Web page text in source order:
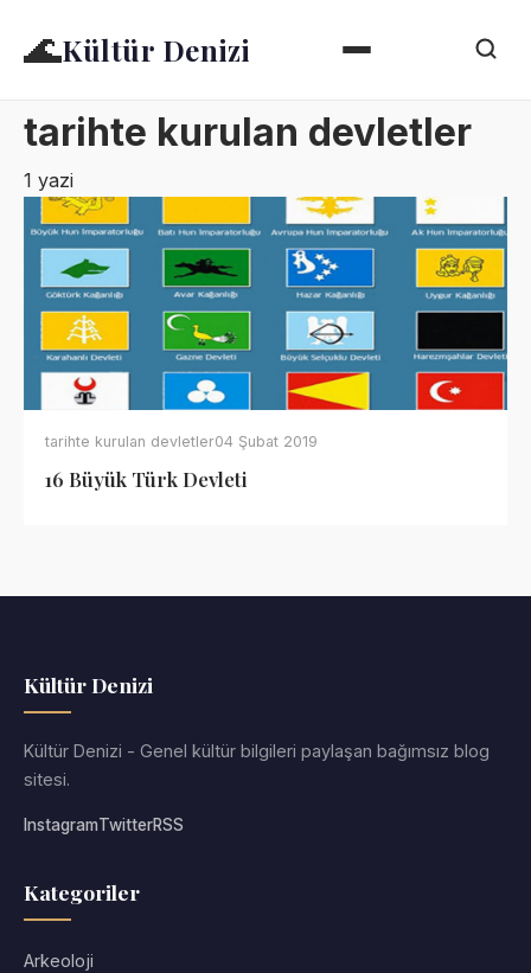
🌊Kültür Denizi
tarihte kurulan devletler
1 yazi
tarihte kurulan devletler04 Şubat 2019
16 Büyük Türk Devleti
Kültür Denizi
Kültür Denizi - Genel kültür bilgileri paylaşan bağımsız blog
sitesi.
InstagramTwitterRSS
Kategoriler
Arkeoloji